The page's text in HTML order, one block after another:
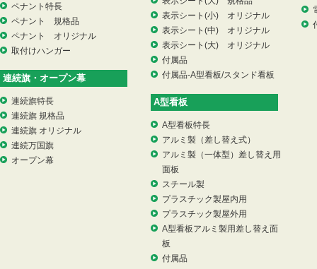
ペナント特長
ペナント 規格品
ペナント オリジナル
取付けハンガー
連続旗・オープン幕
連続旗特長
連続旗 規格品
連続旗 オリジナル
連続万国旗
オープン幕
表示シート(小) オリジナル
表示シート(中) オリジナル
表示シート(大) オリジナル
付属品
付属品-A型看板/スタンド看板
A型看板
A型看板特長
アルミ製（差し替え式）
アルミ製（一体型）差し替え用
面板
スチール製
プラスチック製屋内用
プラスチック製屋外用
A型看板アルミ製用差し替え面
板
付属品